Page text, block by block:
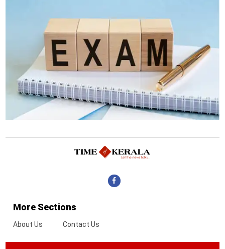
More Sections
About Us Contact Us